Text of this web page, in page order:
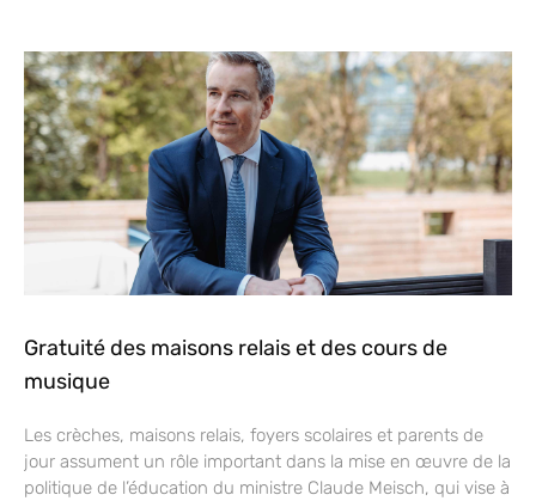
Gratuité des maisons relais et des cours de
musique
Les crèches, maisons relais, foyers scolaires et parents de
jour assument un rôle important dans la mise en œuvre de la
politique de l’éducation du ministre Claude Meisch, qui vise à